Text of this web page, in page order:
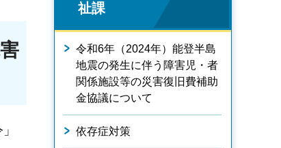
祉課
令和6年（2024年）能登半島
地震の発生に伴う障害児・者
関係施設等の災害復旧費補助
金協議について
依存症対策